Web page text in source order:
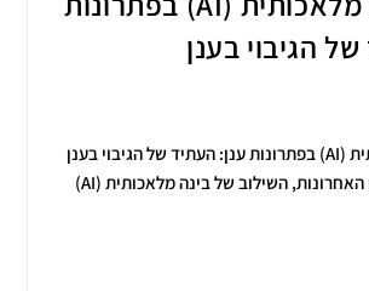
הגיבוי בענן
שילוב בינה מלאכותית (AI) בפתרונות ענן: העתיד של הגיבוי בענן
תוכן עניינים בשנים האחרונות, השילוב של בינה מלאכותית (AI)